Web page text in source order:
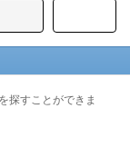
探すことができま